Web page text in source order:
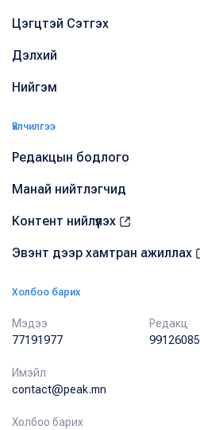
Цэгцтэй Сэтгэх
Дэлхий
Нийгэм
Үйлчилгээ
Редакцын бодлого
Манай нийтлэгчид
Контент нийлүүлэх
Эвэнт дээр хамтран ажиллах
Холбоо барих
Мэдээ
77191977
Редакц
99126085
Имэйл
contact@peak.mn
Холбоо барих